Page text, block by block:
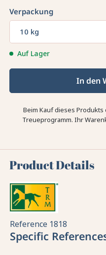
Verpackung
10 kg
Auf Lager
In den
Beim Kauf dieses Produkts
Treueprogramm. Ihr
Product Details
Reference 1818
Specific